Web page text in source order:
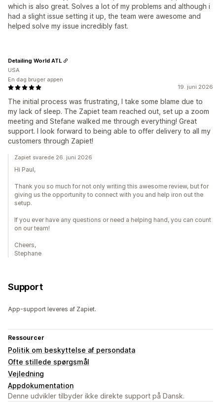
which is also great. Solves a lot of my problems and although i
had a slight issue setting it up, the team were awesome and
helped solve my issue incredibly fast.
19. juni 2026
The initial process was frustrating, I take some blame due to
my lack of sleep. The Zapiet team reached out, set up a zoom
meeting and Stefane walked me through everything! Great
support. I look forward to being able to offer delivery to all my
customers through Zapiet!
Detailing World ATL
USA
En dag bruger appen
Zapiet svarede 26. juni 2026
Hi Paul,
Thank you so much for not only writing this awesome review, but for
giving us the opportunity to connect with you and help iron out the
setup.
If you ever have any questions or need a helping hand, you can count
on our team!
Cheers,
Stephane
Support
App-support leveres af Zapiet.
Ressourcer
Politik om beskyttelse af persondata
Ofte stillede spørgsmål
Vejledning
Appdokumentation
Denne udvikler tilbyder ikke direkte support på Dansk.